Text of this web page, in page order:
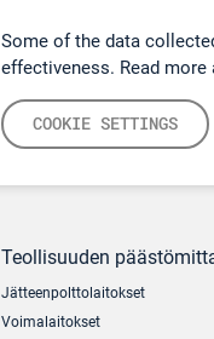
Some of the data
effectiveness. Read more
COOKIE SETTINGS
Teollisuuden
Jätteenpolttolaitokset
Voimalaitokset